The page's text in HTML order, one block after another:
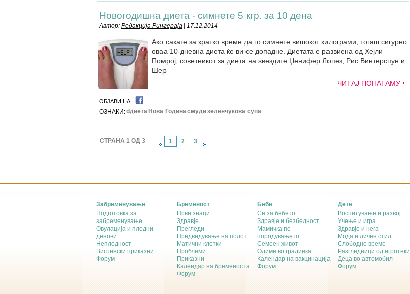
Новогодишна диета - симнете 5 кгр. за 10 дена
Автор: Редакција Рингераја| 17.12.2014
Ако сакате за кратко време да го симнете вишокот килограми, тогаш сигурно
оваа 10-дневна диета ќе ви се допадне. Диетата е развиена од Хејли
Помрој, советникот за диета на ѕвездите Џенифер Лопез, Рис Винтерспун и
Шер
ЧИТАЈ ПОНАТАМУ
ОБЈАВИ НА:
ОЗНАКИ:dдиета Нова Годинасмудизеленчукова супа
СТРАНА 1 ОД 3 1 2 3
Забременување
Подготовка за
забременување
Овулација и плодни
денови
Неплодност
Вистински приказни
Форум
Бременост
Први знаци
Здравје
Прегледи
Предвидување на полот
Матични клетки
Проблеми
Приказни
Календар на бременоста
Форум
Бебе
Се за бебето
Здравје и безбедност
Мамичка по
породувањето
Семеен живот
Одиме во градинка
Календар на вакцинација
Форум
Дете
Воспитување и развој
Учење и игра
Здравје и нега
Мода и личен стил
Слободно време
Разгледници од игротеки
Деца во автомобил
Форум